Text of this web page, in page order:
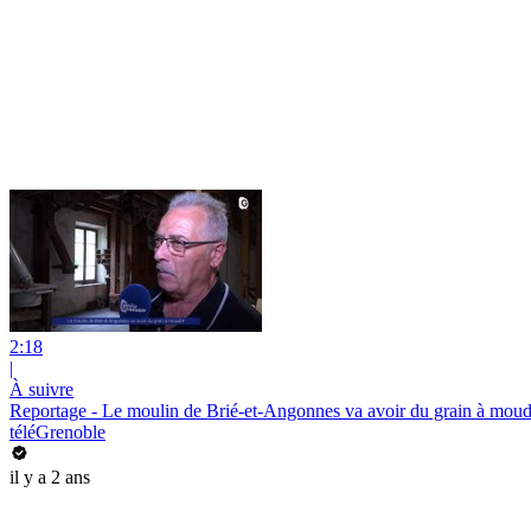
2:18
|
À suivre
Reportage - Le moulin de Brié-et-Angonnes va avoir du grain à
téléGrenoble
il y a 2 ans